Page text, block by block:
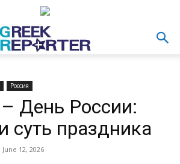
Россия
День России:
суть праздника
June 12, 2026